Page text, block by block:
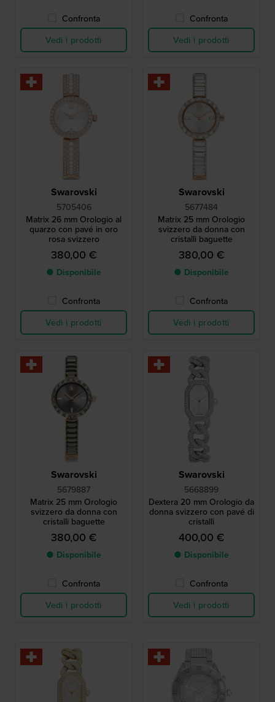
Confronta
Vedi i prodotti
Confronta
Vedi i prodotti
Swarovski
5705406
Matrix 26 mm Orologio al
quarzo con pavé in oro
rosa svizzero
380,00 €
● Disponibile
Confronta
Vedi i prodotti
Swarovski
5677484
Matrix 25 mm Orologio
svizzero da donna con
cristalli baguette
380,00 €
● Disponibile
Confronta
Vedi i prodotti
Swarovski
5679887
Matrix 25 mm Orologio
svizzero da donna con
cristalli baguette
380,00 €
● Disponibile
Confronta
Vedi i prodotti
Swarovski
5668899
Dextera 20 mm Orologio da
donna svizzero con pavé di
cristalli
400,00 €
● Disponibile
Confronta
Vedi i prodotti